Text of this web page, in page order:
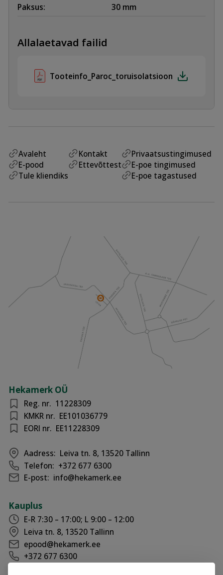
Paksus:
30 mm
Allalaetavad failid
Tooteinfo_Paroc_toruisolatsioon
Avaleht
E-pood
Tule kliendiks
Kontakt
Ettevõttest
Privaatsustingimused
E-poe tingimused
E-poe tagastused
Hekamerk OÜ
Reg. nr. 11228309
KMKR nr. EE101036779
EORI nr. EE11228309
Aadress: Leiva tn. 8, 13520 Tallinn
Telefon: +372 677 6300
E-post: info@hekamerk.ee
Kauplus
E-R 7:30 – 17:00; L 9:00 – 12:00
Leiva tn. 8, 13520 Tallinn
epood@hekamerk.ee
+372 677 6300